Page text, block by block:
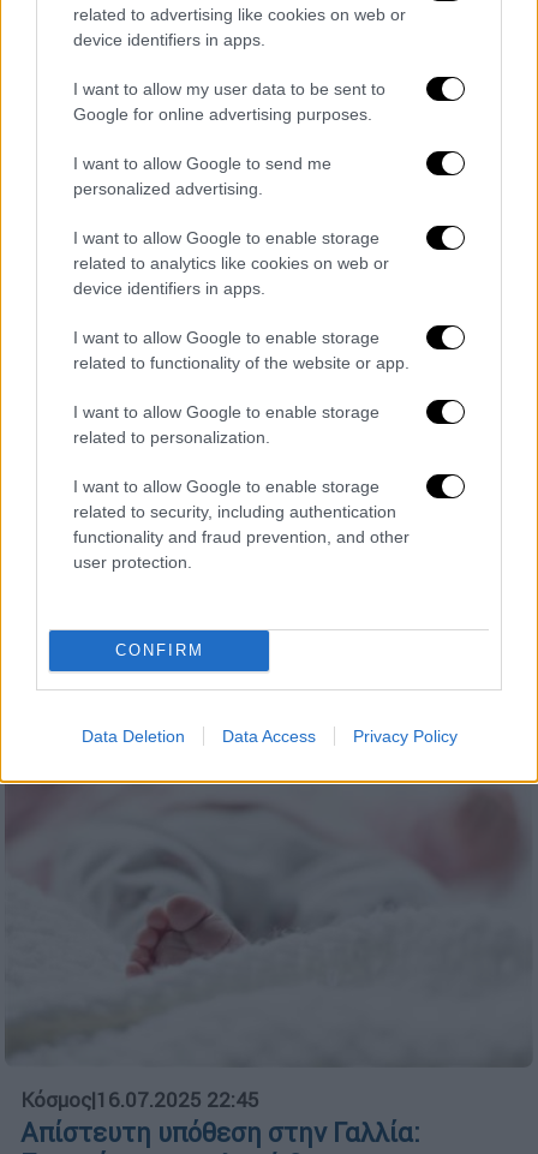
related to advertising like cookies on web or
device identifiers in apps.
I want to allow my user data to be sent to
Google for online advertising purposes.
I want to allow Google to send me
personalized advertising.
I want to allow Google to enable storage
related to analytics like cookies on web or
device identifiers in apps.
I want to allow Google to enable storage
related to functionality of the website or app.
I want to allow Google to enable storage
related to personalization.
I want to allow Google to enable storage
related to security, including authentication
functionality and fraud prevention, and other
user protection.
CONFIRM
Data Deletion Data Access Privacy Policy
Ελλάδα 16.07.2025 22:56
Πώς οι Αρχές έφτασαν στα ίχνη της
ομολογία του δράστη για το φονικό στην
Αγία Παρασκευή
Πώς κατάφεραν οι αστυνομικοί να «δέσουν»
του καθηγητή δεν έχει ομολογήσει την
εμπλοκή της
Κόσμος|16.07.2025 22:45
Απίστευτη υπόθεση στην Γαλλία: